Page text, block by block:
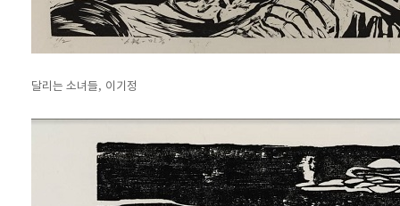
달리는 소녀들, 이기정